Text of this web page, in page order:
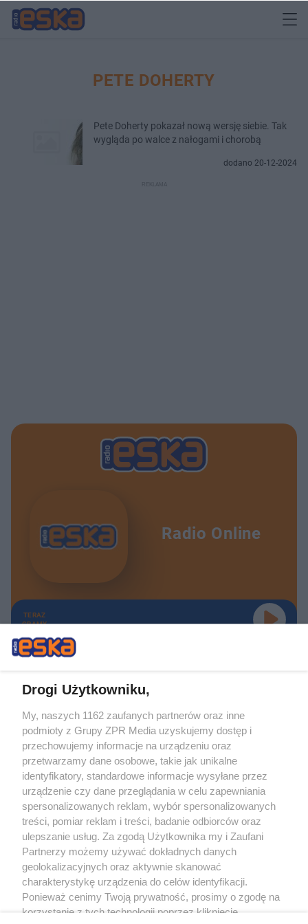
PETE DOHERTY
Pete Doherty pokazał nową wersję siebie. Tak
wygląda po walce z nałogami i chorobą
dodano 20-12-2024
Radio Online
TERAZ
GRAMY
Żaden utwór zamieszczony w serwisie nie może być powielany i
rozpowszechniany lub dalej rozpowszechniany w jakikolwiek sposób (w
tym także elektroniczny lub mechaniczny) na jakimkolwiek polu
eksploatacji w jakiejkolwiek formie, włącznie z umieszczaniem w Internecie
bez pisemnej zgody właściciela praw. Jakiekolwiek użycie lub
wykorzystanie utworów w całości lub w części z naruszeniem prawa, tzn.
bez właściwej zgody, jest zabronione pod groźbą kary i może być ścigane
prawnie.
O nas
Drogi Użytkowniku,
My, naszych 1162 zaufanych partnerów oraz inne
podmioty z Grupy ZPR Media uzyskujemy dostęp i
przechowujemy informacje na urządzeniu oraz
przetwarzamy dane osobowe, takie jak unikalne
identyfikatory, standardowe informacje wysyłane przez
urządzenie czy dane przeglądania w celu zapewniania
spersonalizowanych reklam, wybór spersonalizowanych
treści, pomiar reklam i treści, badanie odbiorców oraz
ulepszanie usług. Za zgodą Użytkownika my i Zaufani
Partnerzy możemy używać dokładnych danych
geolokalizacyjnych oraz aktywnie skanować
charakterystykę urządzenia do celów identyfikacji.
Ponieważ cenimy Twoją prywatność, prosimy o zgodę na
korzystanie z tych technologii poprzez kliknięcie